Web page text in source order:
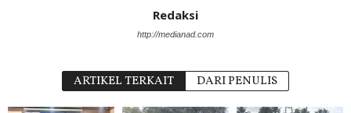
Redaksi
http://medianad.com
ARTIKEL TERKAIT DARI PENULIS